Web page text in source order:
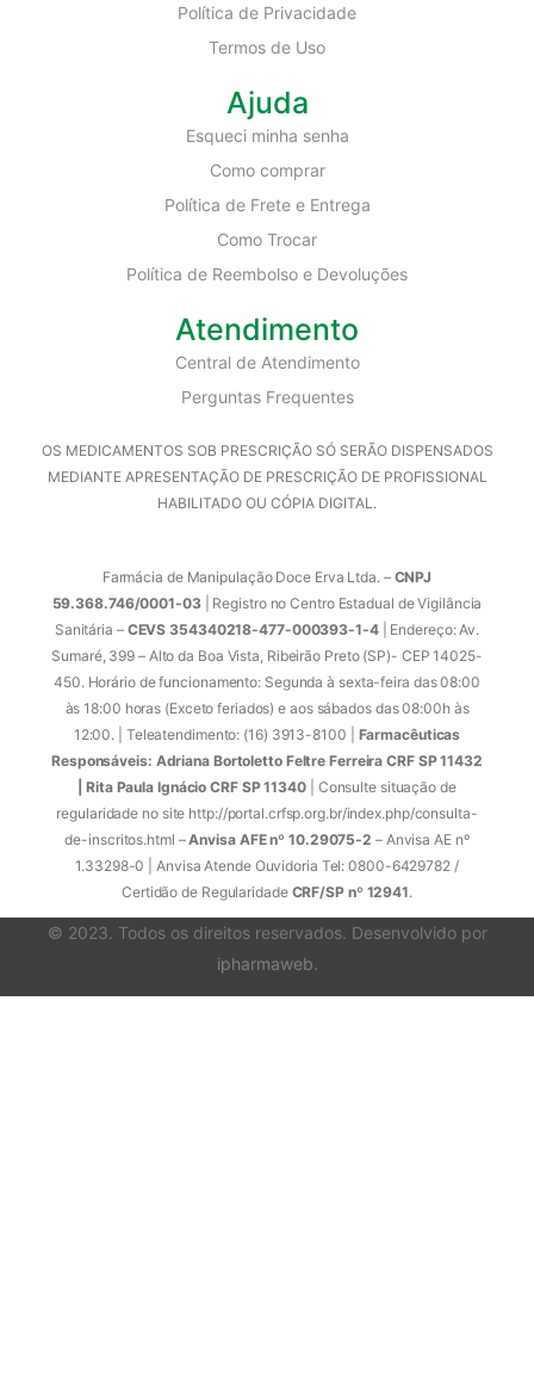
Política de Privacidade
Termos de Uso
Ajuda
Esqueci minha senha
Como comprar
Política de Frete e Entrega
Como Trocar
Política de Reembolso e Devoluções
Atendimento
Central de Atendimento
Perguntas Frequentes
OS MEDICAMENTOS SOB PRESCRIÇÃO SÓ SERÃO DISPENSADOS
MEDIANTE APRESENTAÇÃO DE PRESCRIÇÃO DE PROFISSIONAL
HABILITADO OU CÓPIA DIGITAL.
Farmácia de Manipulação Doce Erva Ltda. – CNPJ
59.368.746/0001-03| Registro no Centro Estadual de Vigilância
Sanitária –CEVS 354340218-477-000393-1-4| Endereço: Av.
Sumaré, 399 – Alto da Boa Vista, Ribeirão Preto (SP)- CEP 14025-
450. Horário de funcionamento: Segunda à sexta-feira das 08:00
às 18:00 horas (Exceto feriados) e aos sábados das 08:00h às
12:00. | Teleatendimento: (16) 3913-8100 | Farmacêuticas
Responsáveis: Adriana Bortoletto Feltre Ferreira CRF SP 11432
| Rita Paula Ignácio CRF SP 11340 | Consulte situação de
regularidade no site http://portal.crfsp.org.br/index.php/consulta-
de-inscritos.html –Anvisa AFE nº 10.29075-2 – Anvisa AE nº
1.33298-0 | Anvisa Atende Ouvidoria Tel: 0800-6429782 /
Certidão de Regularidade CRF/SP nº 12941.
© 2023. Todos os direitos reservados. Desenvolvido por
ipharmaweb.